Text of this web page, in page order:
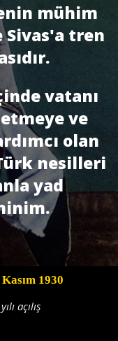
mühim
tren
vatanı
ve
olan
nesilleri
yad
1930
açılış